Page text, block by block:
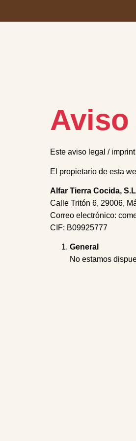
Aviso
Este aviso legal /
El propietario de esta
Alfar Tierra Cocida,
Calle Tritón 6, 29006,
Correo electrónico:
CIF: B09925777
General
No estamos